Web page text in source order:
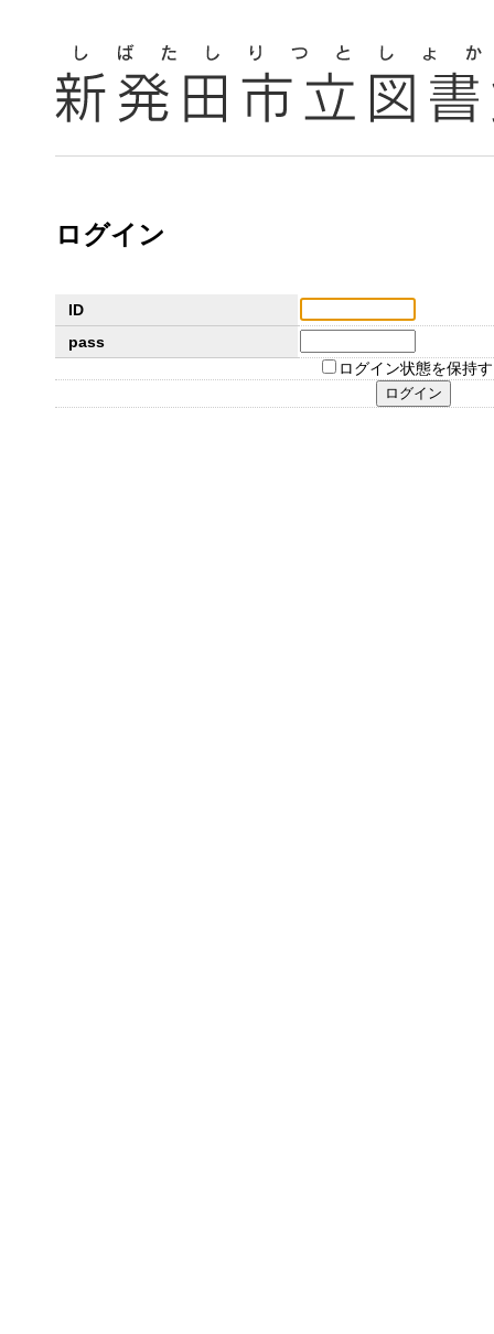
ログイン
ID
pass
ログイン状態を保持